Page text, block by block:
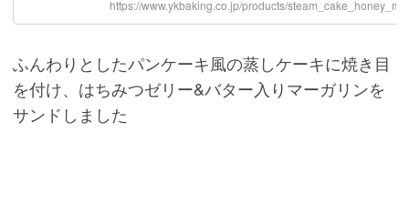
ふんわりとしたパンケーキ風の蒸しケーキに焼き目
を付け、はちみつゼリー&バター入りマーガリンを
サンドしました